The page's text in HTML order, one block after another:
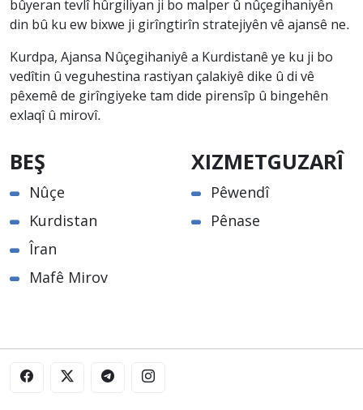
bûyeran tevlî hûrgiliyan ji bo malper û nûçegihaniyên
din bû ku ew bixwe ji girîngtirîn stratejiyên vê ajansê ne.
Kurdpa, Ajansa Nûçegihaniyê a Kurdistanê ye ku ji bo
vedîtin û veguhestina rastiyan çalakiyê dike û di vê
pêxemê de girîngiyeke tam dide pirensîp û bingehên
exlaqî û mirovî.
BEŞ
Nûçe
Kurdistan
Îran
Mafê Mirov
XIZMETGUZARÎ
Pêwendî
Pênase